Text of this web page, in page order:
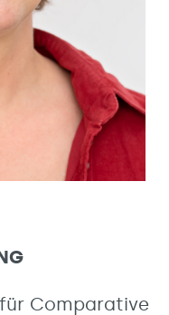
Comparative